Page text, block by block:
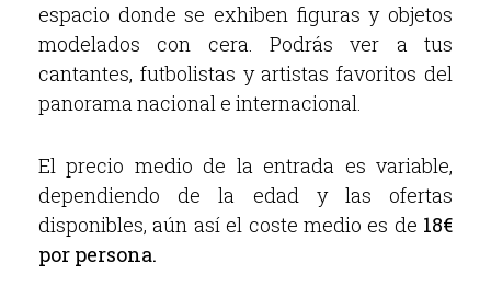
espacio donde se exhiben figuras y objetos
modelados con cera. Podrás ver a tus
cantantes, futbolistas y artistas favoritos del
panorama nacional e internacional.
El precio medio de la entrada es variable,
dependiendo de la edad y las ofertas
disponibles, aún así el coste medio es de 18€
por persona.